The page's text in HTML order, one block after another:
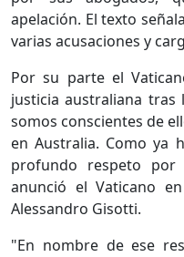
apelación. El texto
varias acusaciones y
Por su parte el
justicia australiana tras
somos conscientes de
en Australia. Como ya
profundo respeto por
anunció el Vaticano
Alessandro Gisotti.
"En nombre de ese